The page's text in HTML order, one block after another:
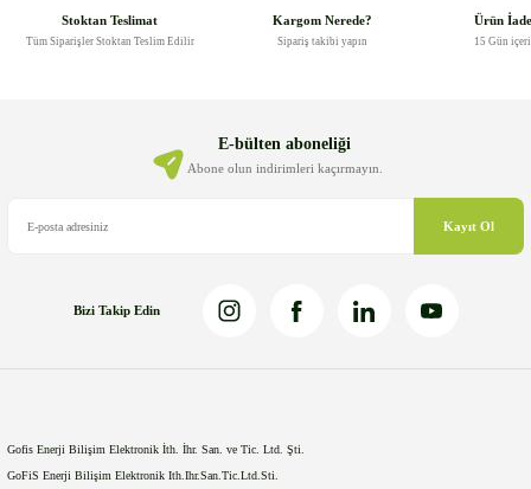
Ürün bilgilerinde hatalar bulunuyor.
Ürün fiyatı diğer sitelerden daha pahalı.
Stoktan Teslimat
Tüm Siparişler Stoktan Teslim Edilir
Kargom Nerede?
Sipariş takibi yapın
Ürün
15 Gün
E-bülten aboneliği
Abone olun indirimleri kaçırmayın.
Kayıt Ol
Bizi Takip Edin
Gofis Enerji Bilişim Elektronik İth. İhr. San. ve Tic. Ltd. Şti.
GoFiS Enerji Bilişim Elektronik Ith.Ihr.San.Tic.Ltd.Sti.